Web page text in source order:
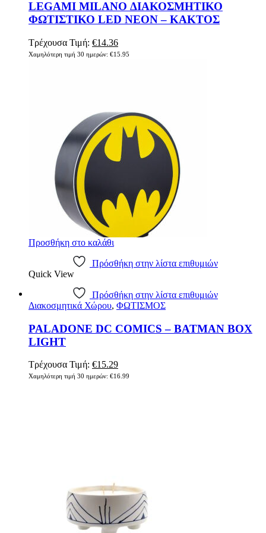
LEGAMI MILANO ΔΙΑΚΟΣΜΗΤΙΚΟ
ΦΩΤΙΣΤΙΚΟ LED NEON – ΚΑΚΤΟΣ
Τρέχουσα Τιμή: Original
price
€14.36Η
τρέχουσα
Χαμηλότερη τιμή 30 ημερών: €15.95
Προσθήκη στο καλάθι
Πρόσθήκη στην λίστα επιθυμιών
Quick View
Πρόσθήκη στην λίστα επιθυμιών
Διακοσμητικά Χώρου, ΦΩΤΙΣΜΟΣ
PALADONE DC COMICS – BATMAN BOX
LIGHT
Τρέχουσα Τιμή: Original
price
€15.29Η
τρέχουσα
Χαμηλότερη τιμή 30 ημερών: €16.99